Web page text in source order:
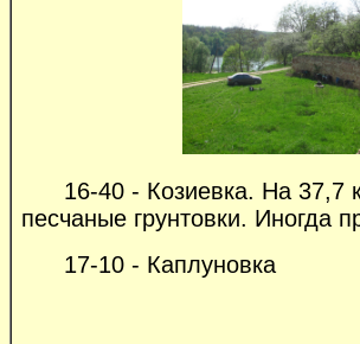
16-40 - Козиевка. На 37,7
песчаные грунтовки. Иногда
17-10 - Каплуновка